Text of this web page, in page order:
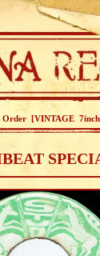
Order [VINTAGE